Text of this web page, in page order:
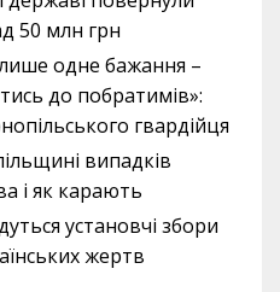
50 млн грн
одне бажання –
до побратимів»:
гвардійця
випадків
і як карають
установчі збори
жертв